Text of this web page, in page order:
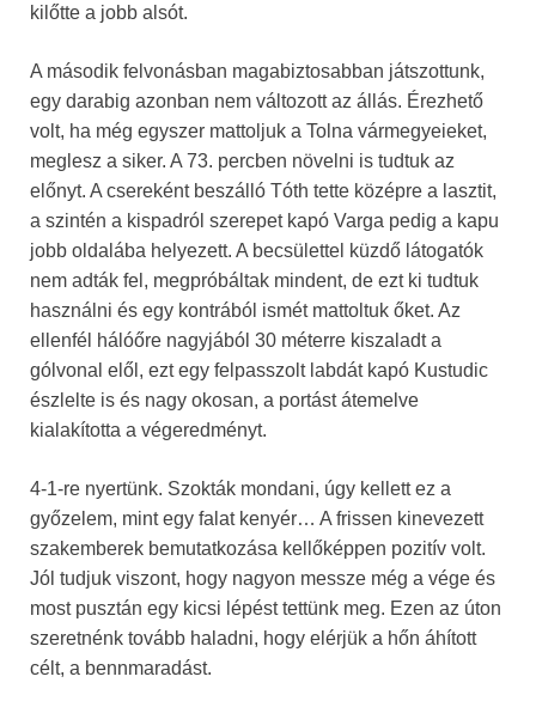
kilőtte a jobb alsót.
A második felvonásban magabiztosabban játszottunk,
egy darabig azonban nem változott az állás. Érezhető
volt, ha még egyszer mattoljuk a Tolna vármegyeieket,
meglesz a siker. A 73. percben növelni is tudtuk az
előnyt. A csereként beszálló Tóth tette középre a lasztit,
a szintén a kispadról szerepet kapó Varga pedig a kapu
jobb oldalába helyezett. A becsülettel küzdő látogatók
nem adták fel, megpróbáltak mindent, de ezt ki tudtuk
használni és egy kontrából ismét mattoltuk őket. Az
ellenfél hálóőre nagyjából 30 méterre kiszaladt a
gólvonal elől, ezt egy felpasszolt labdát kapó Kustudic
észlelte is és nagy okosan, a portást átemelve
kialakította a végeredményt.
4-1-re nyertünk. Szokták mondani, úgy kellett ez a
győzelem, mint egy falat kenyér… A frissen kinevezett
szakemberek bemutatkozása kellőképpen pozitív volt.
Jól tudjuk viszont, hogy nagyon messze még a vége és
most pusztán egy kicsi lépést tettünk meg. Ezen az úton
szeretnénk tovább haladni, hogy elérjük a hőn áhított
célt, a bennmaradást.